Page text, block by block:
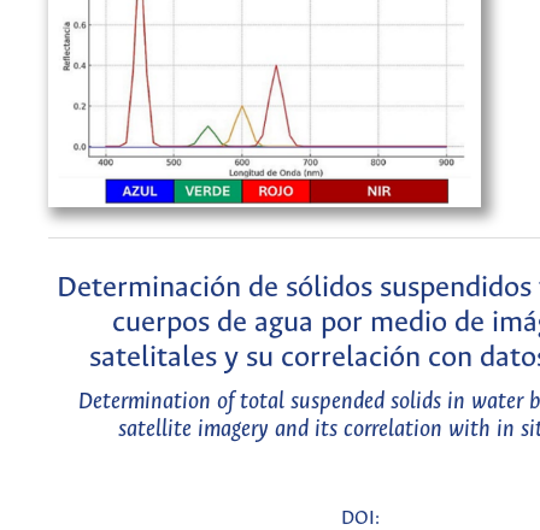
Determinación de sólidos
cuerpos de agua por medio de
satelitales y su correlación con
Determination of total suspended solids in water
satellite imagery and its correlation with in
DOI: